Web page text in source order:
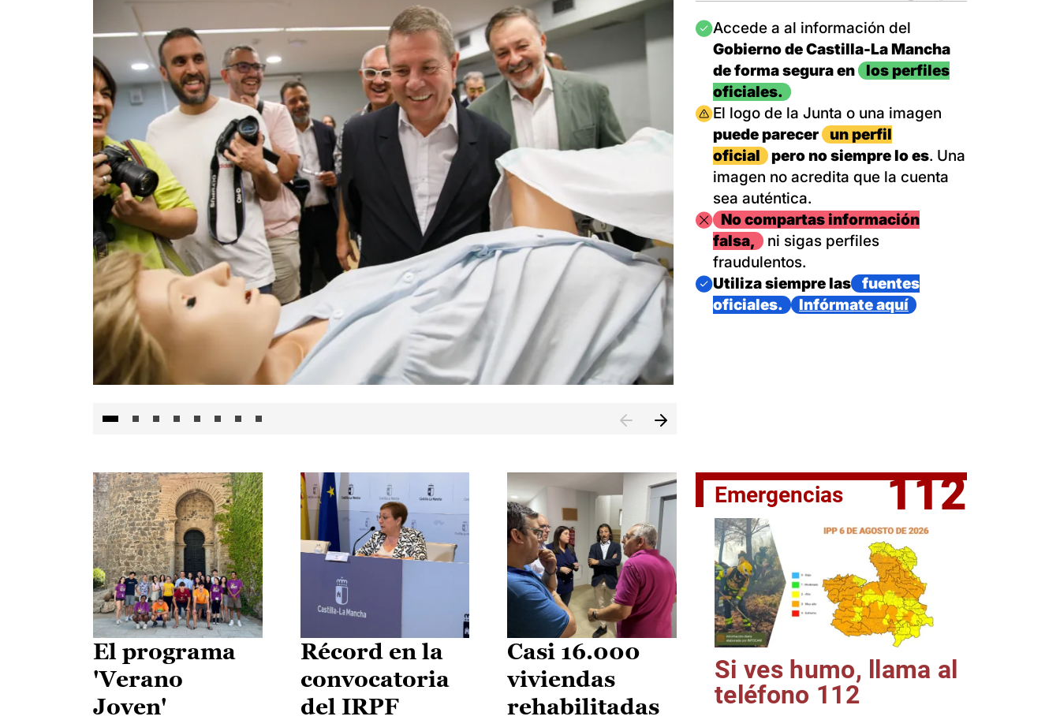
El jefe del Ejecutivo castellanomanchego, Emiliano García-
Imagen
Accede a al información del
Gobierno de Castilla-La Mancha
de forma segura en
los perfiles
oficiales.
Imagen
El logo de la Junta o una imagen
puede parecer
un perfil
oficial
pero no siempre lo es. Una
imagen no acredita que la cuenta
sea auténtica.
ImagenNo compartas información
falsa,
ni sigas perfiles
fraudulentos.
Imagen
Utiliza siempre las
fuentes
oficiales.
Infórmate aquí
El programa
'Verano
Joven'
Récord en la
convocatoria
del IRPF
Casi 16.000
viviendas
rehabilitadas
Emergencias 112
Si ves humo, llama al
teléfono 112